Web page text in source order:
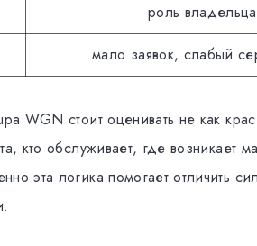
роль
мало заявок, слабый
WGN стоит оценивать не как
кто обслуживает, где возникает
эта логика помогает отличить